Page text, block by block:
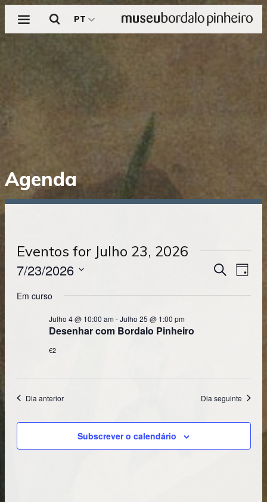
diretamente
conteúdo
PT
Pesquisar
Menu
Agenda
Eventos for Julho 23, 2026
Eventos
Pesquisar
DE
DE
Dia
7/23/2026
a
Em curso
Desenhar com Bordalo Pinheiro
Julho 4 @ 10:00 am -Julho 25 @ 1:00 pm
€2
Dia anterior Dia seguinte
Subscrever o calendário